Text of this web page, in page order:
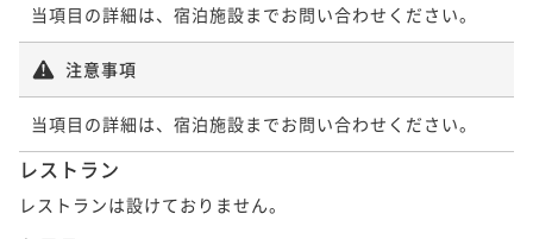
当項目の詳細は、宿泊施設までお問い合わせください。
注意事項
当項目の詳細は、宿泊施設までお問い合わせください。
レストラン
レストランは設けておりません。